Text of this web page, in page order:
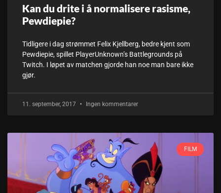
Kan du drite i å normalisere rasisme,
Pewdiepie?
Tidligere i dag strømmet Felix Kjellberg, bedre kjent som
Pewdiepie, spillet PlayerUnknown’s Battlegrounds på
Twitch. I løpet av matchen gjorde han noe man bare ikke
gjør.
11. september, 2017 Ingen kommentarer
FILM